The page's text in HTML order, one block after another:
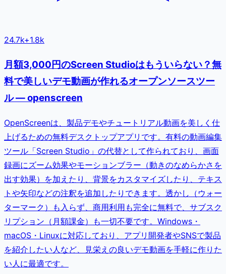
24.7k+1.8k
月額3,000円のScreen Studioはもういらない？無
料で美しいデモ動画が作れるオープンソースツー
ル — openscreen
OpenScreenは、製品デモやチュートリアル動画を美しく仕
上げるための無料デスクトップアプリです。有料の動画編集
ツール「Screen Studio」の代替として作られており、画面
録画にズーム効果やモーションブラー（動きのなめらかさを
出す効果）を加えたり、背景をカスタマイズしたり、テキス
トや矢印などの注釈を追加したりできます。透かし（ウォー
ターマーク）も入らず、商用利用も完全に無料で、サブスク
リプション（月額課金）も一切不要です。Windows・
macOS・Linuxに対応しており、アプリ開発者やSNSで製品
を紹介したい人など、見栄えの良いデモ動画を手軽に作りた
い人に最適です。